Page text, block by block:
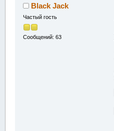
Black Jack
Частый гость
Сообщений: 63